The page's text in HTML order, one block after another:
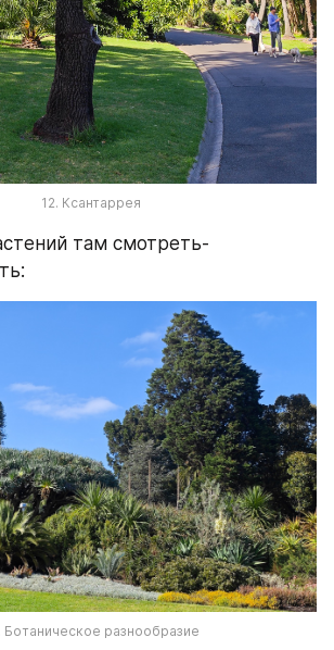
12. Ксантаррея
там смотреть-
Ботаническое разнообразие